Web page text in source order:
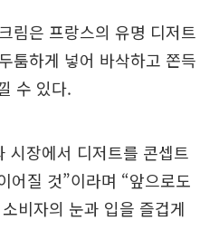
림은 프랑스의 유명 디저트
툼하게 넣어 바삭하고 쫀득
수 있다.
시장에서 디저트를 콘셉트
어질 것”이라며 “앞으로도
비자의 눈과 입을 즐겁게